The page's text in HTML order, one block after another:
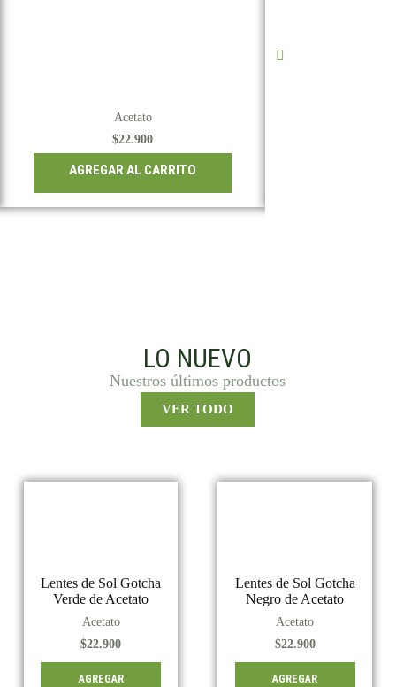
Acetato
$22.900
AGREGAR AL CARRITO
LO NUEVO
Nuestros últimos productos
VER TODO
Lentes de Sol Gotcha
Verde de Acetato
Acetato
$22.900
AGREGAR
Lentes de Sol Gotcha
Negro de Acetato
Acetato
$22.900
AGREGAR